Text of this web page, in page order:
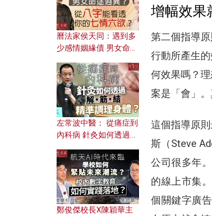
增幅效果
第二個指導
行動所產生
何效果嗎？
案是「會」
這個指導原
斯（Steve
公司很多年
的線上市集
個關鍵字廣
曆法家侯天同：遇到多
少感情姻緣債 男女命途
的七情六欲？
左常波中醫： 從痛症到
內科病 針灸如何透過解
鄭俊傑校長X陳穎華主